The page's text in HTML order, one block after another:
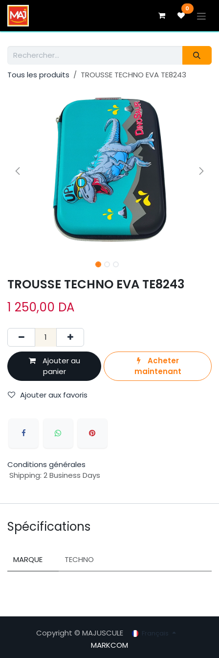
Se rendre au contenu 0
Tous les produits TROUSSE TECHNO EVA TE8243
TROUSSE TECHNO EVA TE8243
1 250,00 DA
Ajouter au
panier
Acheter
maintenant
Ajouter aux favoris
Conditions générales
Shipping: 2 Business Days
Spécifications
MARQUE TECHNO
Copyright © MAJUSCULE Français
MARKCOM